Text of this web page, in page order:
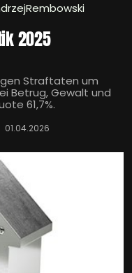
2025
Straftaten um
Betrug, Gewalt und
61,7%.
01.04.2026